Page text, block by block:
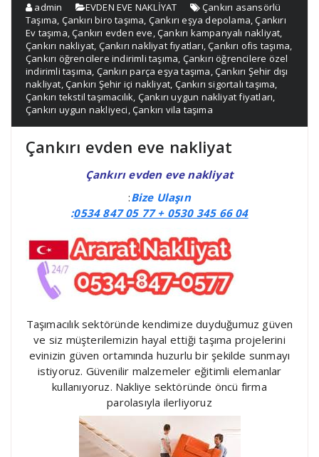
admin EVDEN EVE NAKLİYAT
Çankırı asansörlü
Taşıma, Çankırı biro taşıma, Çankırı eşya depolama,Çankırı
Ev taşıma,Çankırı evden eve,Çankırı kampanyalı nakliyat,
Çankırı nakliyat, Çankırı nakliyat fıyatları,Çankırı ofis taşıma,
Çankırı öğrencilere indirimli taşıma, Çankırı öğrencilere özel
indirimli taşıma, Çankırı parça eşya taşıma,Çankırı Şehir dışı
nakliyat,Çankırı Şehir içi nakliyat, Çankırı sigortalı taşıma,
Çankırı tekstil taşımacılık, Çankırı uygun nakliyat fiyatları,
Çankırı uygun nakliyeci,Çankırı vila taşıma
Çankırı evden eve nakliyat
Çankırı evden eve nakliyat
:Bize Ulaşın
:0534 847 05 77 + 0530 345 66 04
Taşımacılık sektöründe kendimize duyduğumuz güven
ve siz müşterilemizin hayal ettiği taşıma projelerini
evinizin güven ortamında huzurlu bir şekilde sunmayı
istiyoruz. Güvenilir malzemeler eğitimli elemanlar
kullanıyoruz. Nakliye sektöründe öncü firma
parolasıyla ilerliyoruz